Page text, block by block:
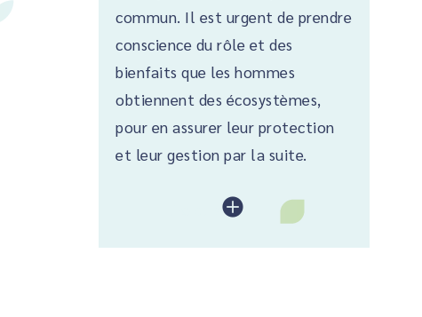
commun. Il est urgent de prendre
conscience du rôle et des
bienfaits que les hommes
obtiennent des écosystèmes,
pour en assurer leur protection
et leur gestion par la suite.